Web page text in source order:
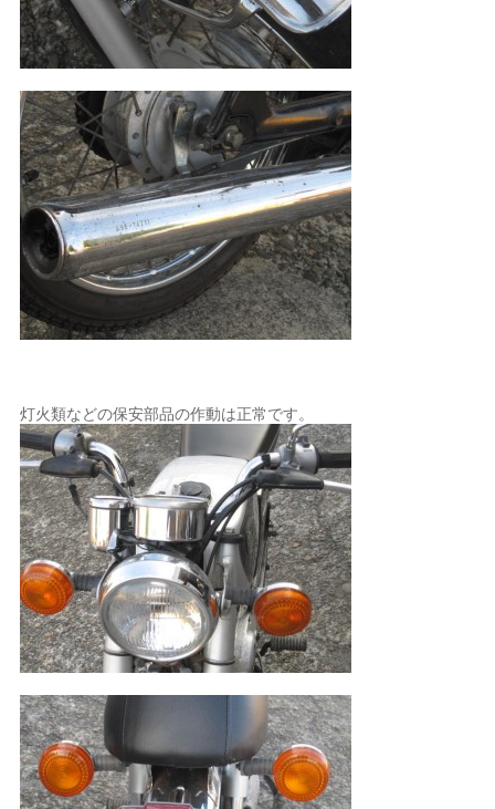
灯火類などの保安部品の作動は正常です。